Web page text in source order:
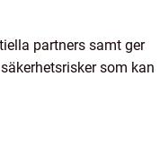
partners samt ger
som kan